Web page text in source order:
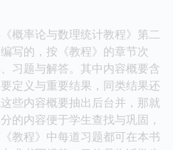
率论与数理统计教程》第二
写的，按《教程》的章节次
习题与解答。其中内容概要含
定义与重要结果，同类结果还
些内容概要抽出后台并，那就
的内容便于学生查找与巩固，
教程》中每道习题都可在本书